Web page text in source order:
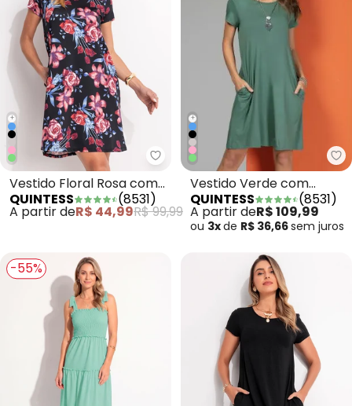
+
Quintess - Vestido Floral Rosa
Vestido Floral Rosa com
Bolsos e Mangas Curtas
QUINTESS (8531)
A partir deR$ 44,99R$ 99,99
+
Vestido Verde com
Bolsos e Mangas Curtas
QUINTESS (8531)
A partir deR$ 109,99
ou 3xde R$ 36,66sem juros
-55%